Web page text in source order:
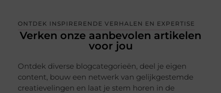
ONTDEK INSPIRERENDE VERHALEN EN EXPERTISE
Verken onze aanbevolen artikelen
voor jou
Ontdek diverse blogcategorieën, deel je eigen
content, bouw een netwerk van gelijkgestemde
creatievelingen en laat je stem horen in de